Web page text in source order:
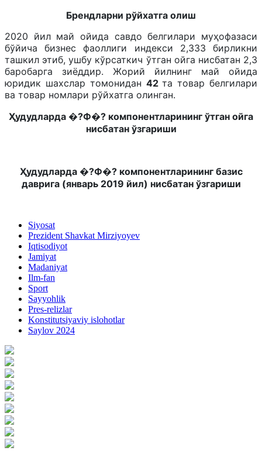
Брeндларни рўйхатга олиш
2020 йил май ойида савдо белгилари муҳофазаси
бўйича бизнес фаоллиги индекси 2,333 бирликни
ташкил этиб, ушбу кўрсаткич ўтган ойга нисбатан 2,3
баробарга зиёддир. Жорий йилнинг май ойида
юридик шахслар томонидан 42та товар белгилари
ва товар номлари рўйхатга олинган.
Ҳудудларда �?Ф�? компонентларининг ўтган ойга
нисбатан ўзгариши
Ҳудудларда �?Ф�? компонентларининг базис
даврига (январь 2019 йил) нисбатан ўзгариши
Siyosat
Prezident Shavkat Mirziyoyev
Iqtisodiyot
Jamiyat
Madaniyat
Ilm-fan
Sport
Sayyohlik
Pres-relizlar
Konstitutsiyaviy islohotlar
Saylov 2024